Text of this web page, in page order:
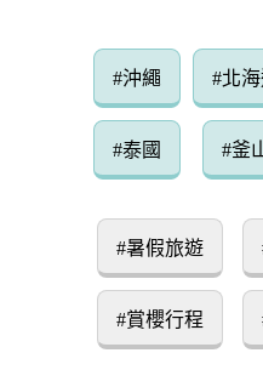
#沖繩
#泰國
#北
#釜
#暑假旅遊
#賞櫻行程